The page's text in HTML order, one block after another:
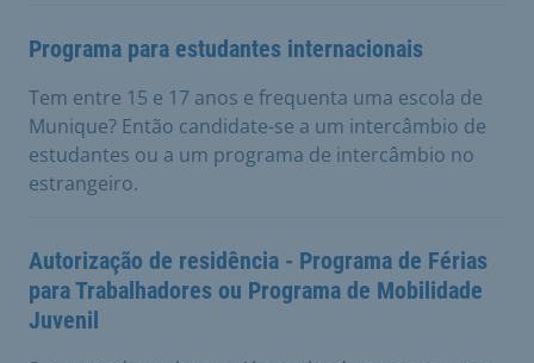
Programa para estudantes internacionais
Tem entre 15 e 17 anos e frequenta uma escola de
Munique? Então candidate-se a um intercâmbio de
estudantes ou a um programa de intercâmbio no
estrangeiro.
Autorização de residência - Programa de Férias
para Trabalhadores ou Programa de Mobilidade
Juvenil